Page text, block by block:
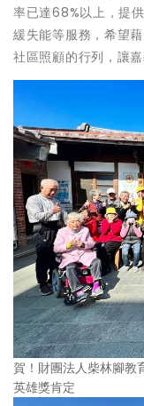
率已達68%以上，提
緩失能等服務，希望
社區照顧的行列，讓
賀！財團法人柴林腳教
英雄獎肯定